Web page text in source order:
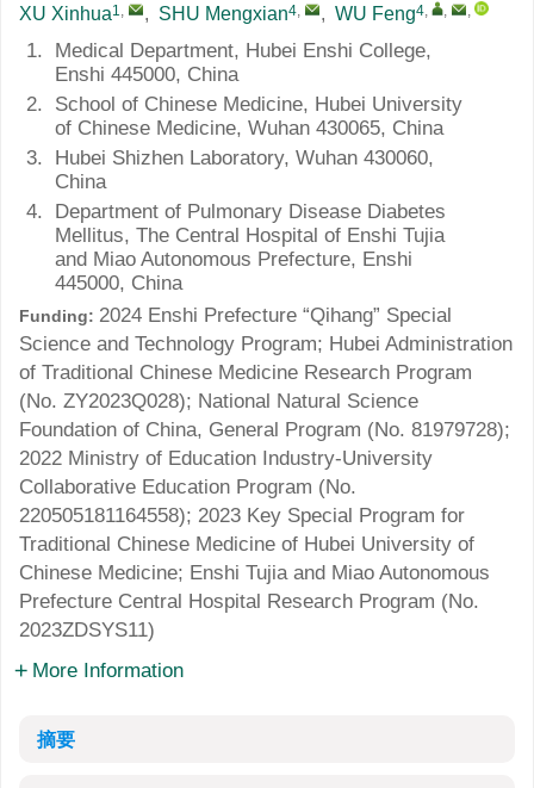
XU Xinhua1, , SHU Mengxian4, , WU Feng4, , ,
1.
Medical Department, Hubei Enshi College,
Enshi 445000, China
2.
School of Chinese Medicine, Hubei University
of Chinese Medicine, Wuhan 430065, China
3.
Hubei Shizhen Laboratory, Wuhan 430060,
China
4.
Department of Pulmonary Disease Diabetes
Mellitus, The Central Hospital of Enshi Tujia
and Miao Autonomous Prefecture, Enshi
445000, China
Funding: 2024 Enshi Prefecture “Qihang” Special
Science and Technology Program; Hubei Administration
of Traditional Chinese Medicine Research Program
(No. ZY2023Q028); National Natural Science
Foundation of China, General Program (No. 81979728);
2022 Ministry of Education Industry-University
Collaborative Education Program (No.
220505181164558); 2023 Key Special Program for
Traditional Chinese Medicine of Hubei University of
Chinese Medicine; Enshi Tujia and Miao Autonomous
Prefecture Central Hospital Research Program (No.
2023ZDSYS11)
More Information
摘要